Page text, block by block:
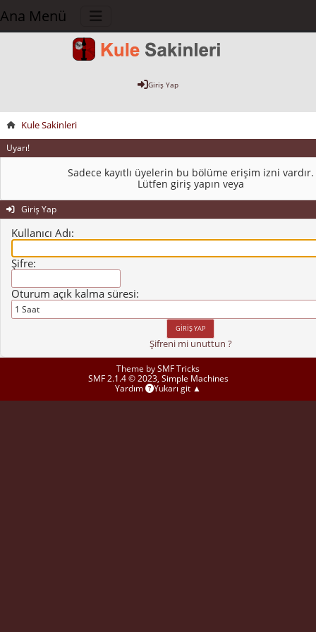
Ana Menü
Giriş Yap
Kule Sakinleri
Uyarı!
Sadece kayıtlı üyelerin bu bölüme erişim izni vardır.
Lütfen giriş yapın veya
Giriş Yap
Kullanıcı Adı:
Şifre:
Oturum açık kalma süresi:
Şifreni mi unuttun ?
Theme bySMF Tricks
SMF 2.1.4 © 2023, Simple Machines
Yardım
Yukarı git ▲